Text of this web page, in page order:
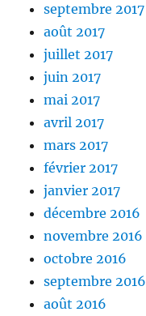
septembre 2017
août 2017
juillet 2017
juin 2017
mai 2017
avril 2017
mars 2017
février 2017
janvier 2017
décembre 2016
novembre 2016
octobre 2016
septembre 2016
août 2016